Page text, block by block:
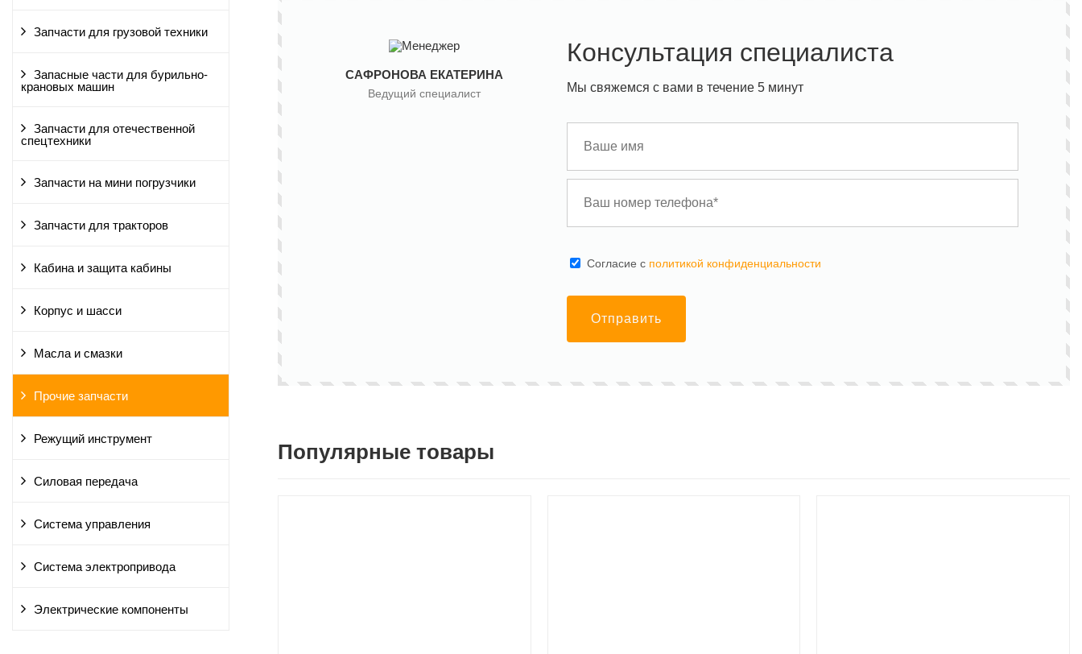
Запчасти для грузовой техники
Запасные части для бурильно-
крановых машин
Запчасти для отечественной
спецтехники
Запчасти на мини погрузчики
Запчасти для тракторов
Кабина и защита кабины
Корпус и шасси
Масла и смазки
Прочие запчасти
Режущий инструмент
Силовая передача
Система управления
Система электропривода
Электрические компоненты
САФРОНОВА ЕКАТЕРИНА
Ведущий специалист
Консультация специалиста
Мы свяжемся с вами в течение 5 минут
Cогласие с политикой конфиденциальности
Отправить
Популярные товары